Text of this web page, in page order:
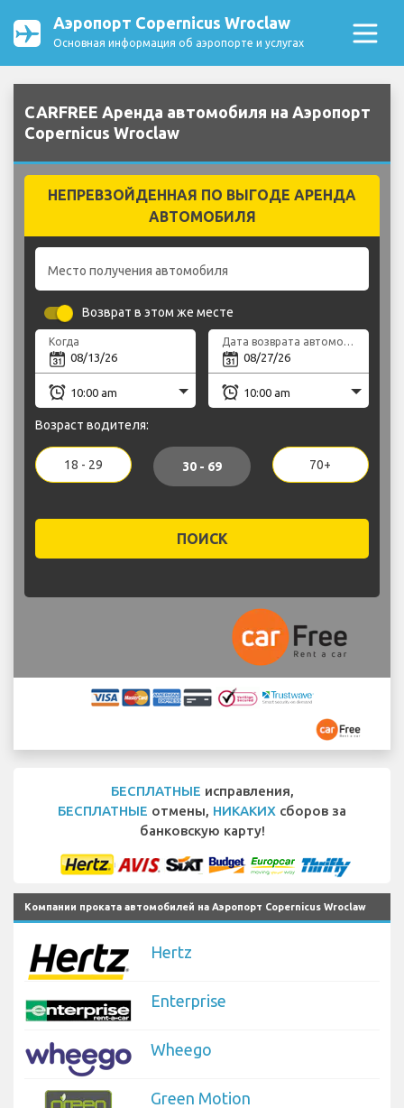
Аэропорт Copernicus Wroclaw
Основная информация об аэропорте и услугах
CARFREE Аренда автомобиля на Аэропорт
Copernicus Wroclaw
НЕПРЕВЗОЙДЕННАЯ ПО ВЫГОДЕ АРЕНДА
АВТОМОБИЛЯ
Место получения автомобиля
Возврат в этом же месте
Когда Дата возврата автомобиля
Возраст водителя:
18 - 29 30 - 69 70+
ПОИСК
БЕСПЛАТНЫЕ исправления,
БЕСПЛАТНЫЕ отмены, НИКАКИХ сборов за
банковскую карту!
Компании проката автомобилей на Аэропорт Copernicus Wroclaw
Hertz
Enterprise
Wheego
Green Motion